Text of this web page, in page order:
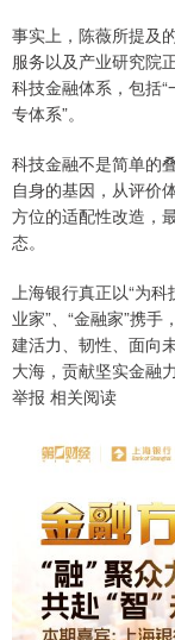
事实上，陈薇所提及
服务以及产业研究院
科技金融体系，包括
专体系”。
科技金融不是简单的
自身的基因，从评价
方位的适配性改造，
态。
上海银行真正以“为科
业家”、“金融家”携
建活力、韧性、面向
大海，贡献坚实金融力
举报 相关阅读